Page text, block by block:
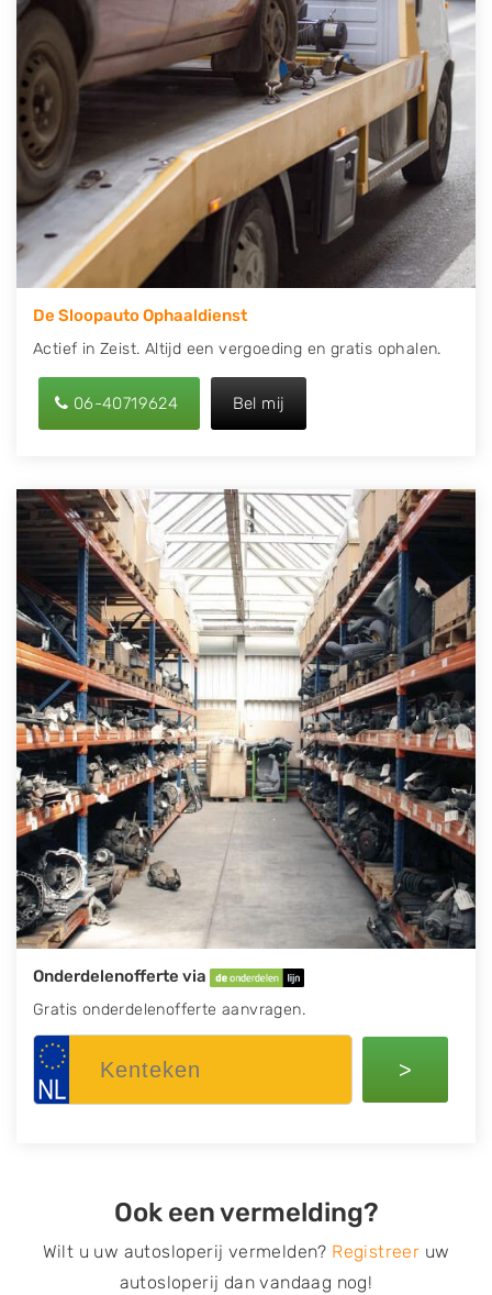
kenteken in en druk op verzenden.
Wij kunnen u helpen met de inkoop van auto's van
eigenlijk alle merken, zoals Alfa Romeo, Audi, BMW,
Chevrolet, Citroën, Dacia, Fiat, Ford, Honda, Hyundai,
Kia, Mazda, Mercedes Benz, Mitsubishi, Nissan, Opel,
Peugeot, Porsche, Renault, Seat, Skoda, Suzuki, Tesla,
Toyota, Volkswagen en Volvo.
De Sloopauto Ophaaldienst
Actief in Zeist. Altijd een vergoeding en gratis ophalen.
06-40719624 Bel mij
Onderdelenofferte via
Gratis onderdelenofferte aanvragen.
>
Ook een vermelding?
Wilt u uw autosloperij vermelden? Registreer uw
autosloperij dan vandaag nog!